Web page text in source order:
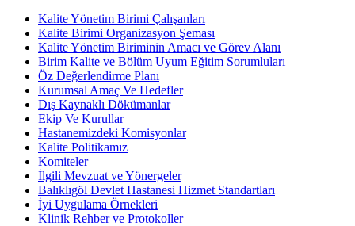
Kalite Yönetim Birimi Çalışanları
Kalite Birimi Organizasyon Şeması
Kalite Yönetim Biriminin Amacı ve Görev Alanı
Birim Kalite ve Bölüm Uyum Eğitim Sorumluları
Öz Değerlendirme Planı
Kurumsal Amaç Ve Hedefler
Dış Kaynaklı Dökümanlar
Ekip Ve Kurullar
Hastanemizdeki Komisyonlar
Kalite Politikamız
Komiteler
İlgili Mevzuat ve Yönergeler
Balıklıgöl Devlet Hastanesi Hizmet Standartları
İyi Uygulama Örnekleri
Klinik Rehber ve Protokoller